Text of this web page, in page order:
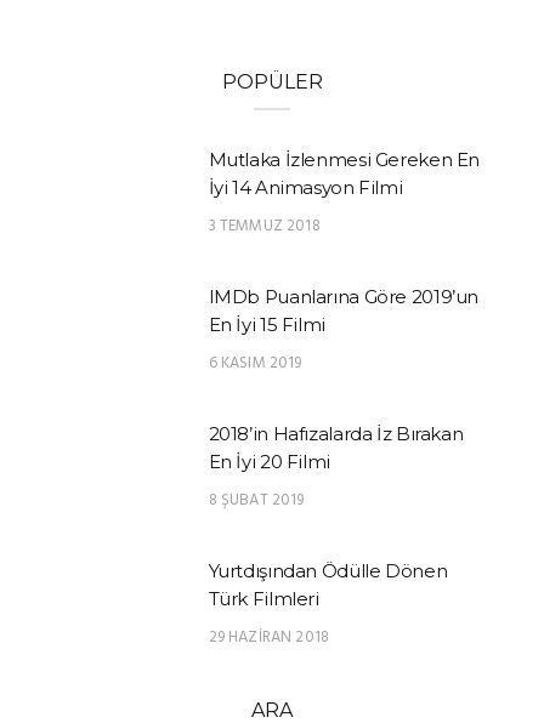
POPÜLER
Mutlaka İzlenmesi Gereken En
İyi 14 Animasyon Filmi
3 TEMMUZ 2018
IMDb Puanlarına Göre 2019’un
En İyi 15 Filmi
6 KASIM 2019
2018’in Hafızalarda İz Bırakan
En İyi 20 Filmi
8 ŞUBAT 2019
Yurtdışından Ödülle Dönen
Türk Filmleri
29 HAZIRAN 2018
ARA